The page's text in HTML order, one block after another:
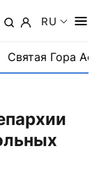
RU
Святая Гора